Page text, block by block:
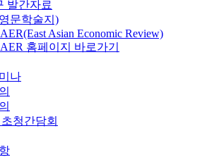
발간자료
문학술지)
Asian Economic Review)
홈페이지 바로가기
나
청간담회